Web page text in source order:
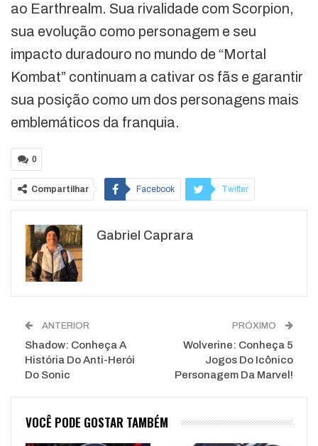
ao Earthrealm. Sua rivalidade com Scorpion,
sua evolução como personagem e seu
impacto duradouro no mundo de “Mortal
Kombat” continuam a cativar os fãs e garantir
sua posição como um dos personagens mais
emblemáticos da franquia.
0
Compartilhar Facebook Twitter
WhatsApp
Gabriel Caprara
ANTERIOR
Shadow: Conheça A
História Do Anti-Herói
Do Sonic
PRÓXIMO
Wolverine: Conheça 5
Jogos Do Icônico
Personagem Da Marvel!
VOCÊ PODE GOSTAR TAMBÉM